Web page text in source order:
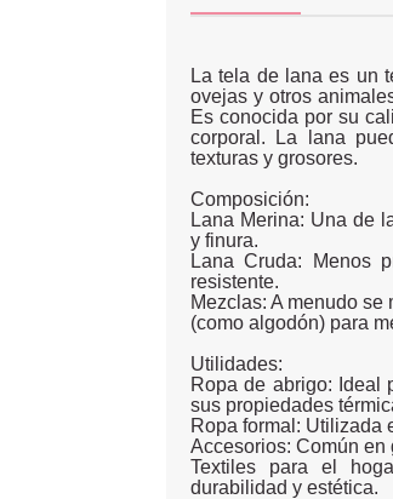
La tela de lana es un
ovejas y otros
Es conocida por su
corporal. La lana
texturas y grosores.
Composición:
Lana Merina: Una de
y finura.
Lana Cruda: Menos
resistente.
Mezclas: A menudo
(como algodón) para
Utilidades:
Ropa de abrigo: Ideal
sus propiedades
Ropa formal: Utilizada
Accesorios: Común en
Textiles para el
durabilidad y estética.